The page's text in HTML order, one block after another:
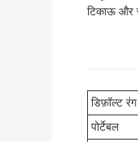
टिकाऊ और
डिफ़ॉल्ट रंग
पोर्टेबल